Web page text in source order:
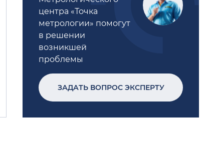
центра «Точка
метрологии» помогут
в решении
возникшей
проблемы
ЗАДАТЬ ВОПРОС ЭКСПЕРТУ